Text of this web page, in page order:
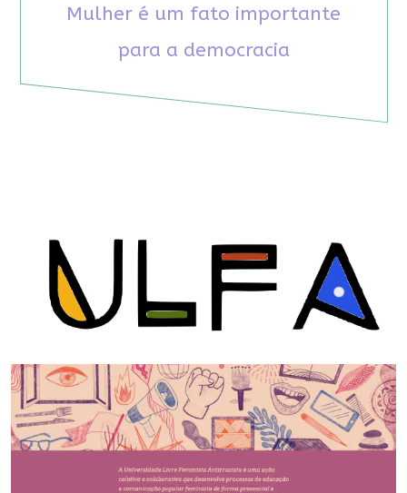
Mulher é um fato importante
para a democracia